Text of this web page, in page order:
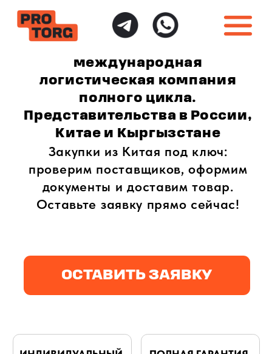
логистическая компания
полного цикла.
Представительства в России,
Китае и Кыргызстане
проверим поставщиков, оформим
документы и доставим товар.
Оставьте заявку прямо сейчас!
ОСТАВИТЬ ЗАЯВКУ
Срок доставки от 3х дней
Стоимость от 0.7 $/кг
Безопасная доставка
груза без рисков
Доставка товаров
для ООО и ИП